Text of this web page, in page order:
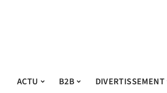
ACTU B2B DIVERTISSEMENT